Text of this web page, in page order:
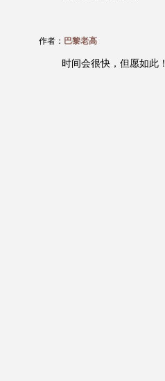
作者： 巴黎老高
时间会很快，但愿如此！